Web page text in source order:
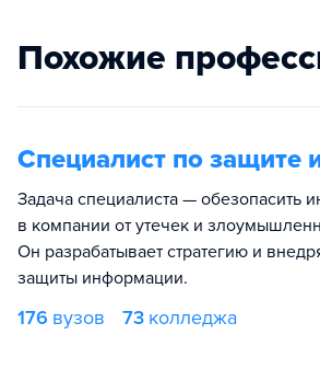
Похожие
Специалист по защите
Задача специалиста — обезопасить
в компании от утечек и
Он разрабатывает стратегию и
защиты информации.
176 вузов 73 колледжа